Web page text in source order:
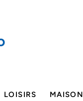
LOISIRS MAISON